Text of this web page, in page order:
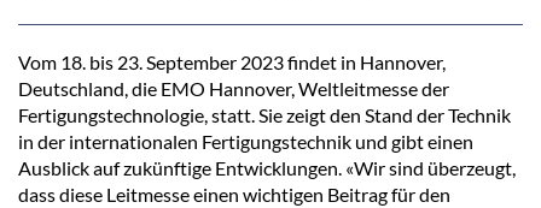
Vom 18. bis 23. September 2023 findet in Hannover,
Deutschland, die EMO Hannover, Weltleitmesse der
Fertigungstechnologie, statt. Sie zeigt den Stand der Technik
in der internationalen Fertigungstechnik und gibt einen
Ausblick auf zukünftige Entwicklungen. «Wir sind überzeugt,
dass diese Leitmesse einen wichtigen Beitrag für den